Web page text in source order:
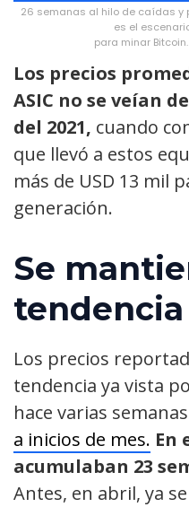
26 semanas al hilo de caídas y
es el
para minar
Los precios
ASIC no se veían
del 2021, cuando
que llevó a estos
más de USD 13 mil
generación.
Se
tendencia
Los precios
tendencia ya vista
hace varias
a inicios de mes. En
acumulaban 23
Antes, en abril, ya